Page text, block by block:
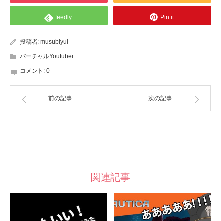
feedly Pin it
投稿者: musubiyui
バーチャルYoutuber
コメント: 0
前の記事 次の記事
関連記事